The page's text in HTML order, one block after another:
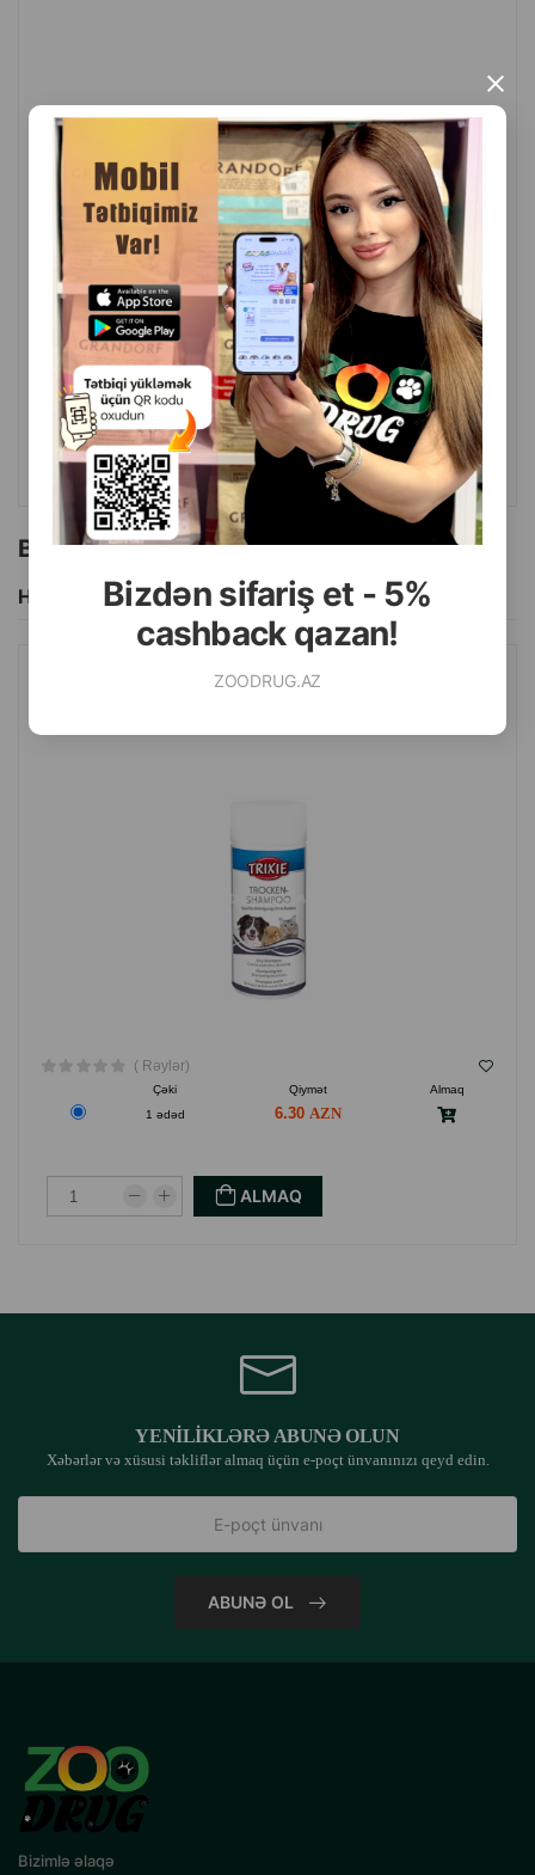
Bizdən sifariş et - 5%
cashback qazan!
ZOODRUG.AZ
×
İstehsalçı ölkə: Çin.
( Rəylər)
Çəki Qiymət
Almaq
1 ədəd
12.00
ALMAQ
Bu brendin başqa məhsulları
Hamısını Gör
QURU ŞAMPUN TRIXIE ITLƏR, PIŞIKLƏR VƏ DIGƏR KIÇIK
( Rəylər)
Çəki Qiymət
Almaq
1 ədəd
6.30
ALMAQ
YENILIKLƏRƏ ABUNƏ OLUN
Xəbərlər və xüsusi təkliflər almaq üçün e-poçt ünvanınızı qeyd edin.
ABUNƏ OL
Bizimlə əlaqə